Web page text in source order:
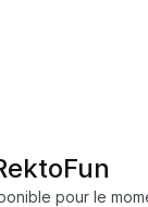
pour le